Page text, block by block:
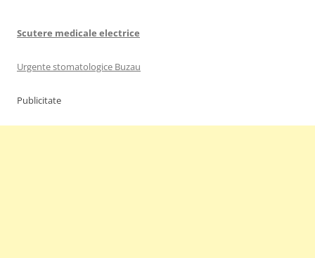
Scutere medicale electrice
Urgente stomatologice Buzau
Publicitate